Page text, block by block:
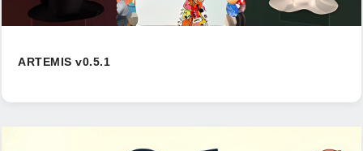
ARTEMIS v0.5.1